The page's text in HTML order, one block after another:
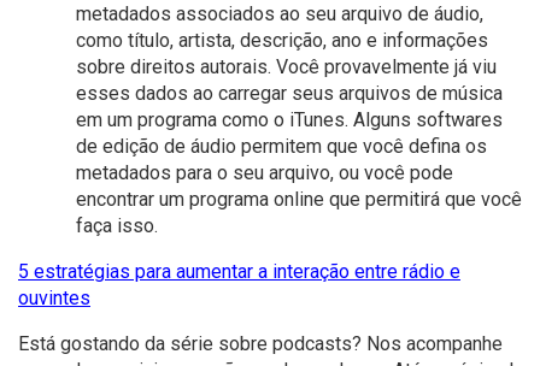
metadados associados ao seu arquivo de áudio,
como título, artista, descrição, ano e informações
sobre direitos autorais. Você provavelmente já viu
esses dados ao carregar seus arquivos de música
em um programa como o iTunes. Alguns softwares
de edição de áudio permitem que você defina os
metadados para o seu arquivo, ou você pode
encontrar um programa online que permitirá que você
faça isso.
5 estratégias para aumentar a interação entre rádio e
ouvintes
Está gostando da série sobre podcasts? Nos acompanhe